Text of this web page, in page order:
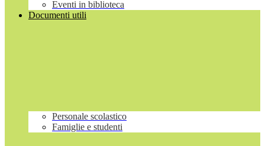
Eventi in biblioteca
Documenti utili
Personale scolastico
Famiglie e studenti